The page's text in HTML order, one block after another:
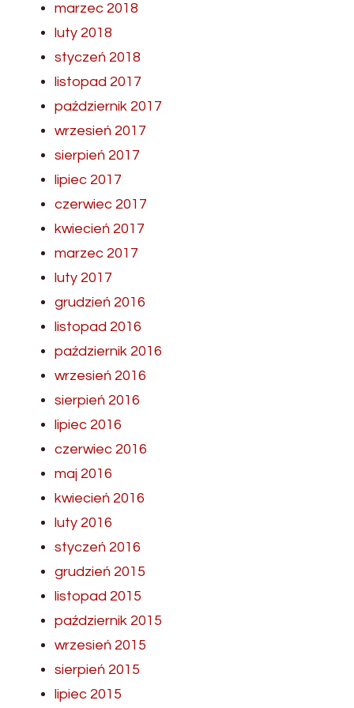
marzec 2018
luty 2018
styczeń 2018
listopad 2017
październik 2017
wrzesień 2017
sierpień 2017
lipiec 2017
czerwiec 2017
kwiecień 2017
marzec 2017
luty 2017
grudzień 2016
listopad 2016
październik 2016
wrzesień 2016
sierpień 2016
lipiec 2016
czerwiec 2016
maj 2016
kwiecień 2016
luty 2016
styczeń 2016
grudzień 2015
listopad 2015
październik 2015
wrzesień 2015
sierpień 2015
lipiec 2015